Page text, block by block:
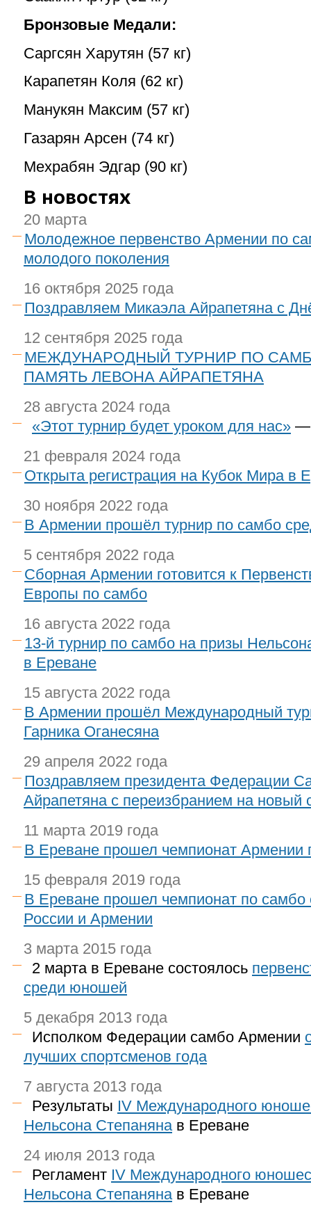
Бронзовые Медали:
Саргсян Харутян (57 кг)
Карапетян Коля (62 кг)
Манукян Максим (57 кг)
Газарян Арсен (74 кг)
Мехрабян Эдгар (90 кг)
В новостях
20 марта
Молодежное первенство Армении по
молодого поколения
16 октября 2025 года
Поздравляем Микаэла Айрапетяна с
12 сентября 2025 года
МЕЖДУНАРОДНЫЙ ТУРНИР ПО
ПАМЯТЬ ЛЕВОНА АЙРАПЕТЯНА
28 августа 2024 года
«Этот турнир будет уроком для нас» —
21 февраля 2024 года
Открыта регистрация на Кубок Мира в
30 ноября 2022 года
В Армении прошёл турнир по самбо
5 сентября 2022 года
Сборная Армении готовится к
Европы по самбо
16 августа 2022 года
13-й турнир по самбо на призы
в Ереване
15 августа 2022 года
В Армении прошёл Международный
Гарника Оганесяна
29 апреля 2022 года
Поздравляем президента Федерации
Айрапетяна с переизбранием на новый
11 марта 2019 года
В Ереване прошел чемпионат Армении
15 февраля 2019 года
В Ереване прошел чемпионат по
России и Армении
3 марта 2015 года
2 марта в Ереване состоялось
среди юношей
5 декабря 2013 года
Исполком Федерации самбо Армении
лучших спортсменов года
7 августа 2013 года
Результаты IV Международного
Нельсона Степаняна в Ереване
24 июля 2013 года
Регламент IV Международного
Нельсона Степаняна в Ереване